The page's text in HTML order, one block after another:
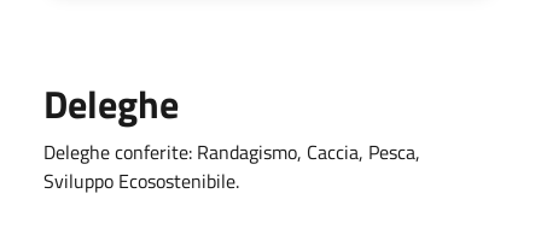
Deleghe
Deleghe conferite: Randagismo, Caccia, Pesca,
Sviluppo Ecosostenibile.